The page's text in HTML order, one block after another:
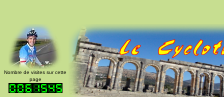
Nombre de visites sur cette
page